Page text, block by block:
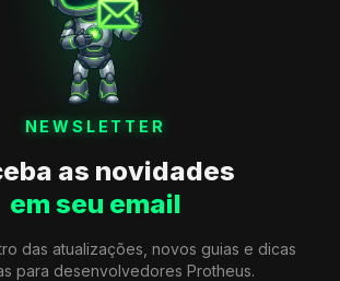
NEWSLETTER
as novidades
em seu email
das atualizações, novos guias e dicas
para desenvolvedores Protheus.